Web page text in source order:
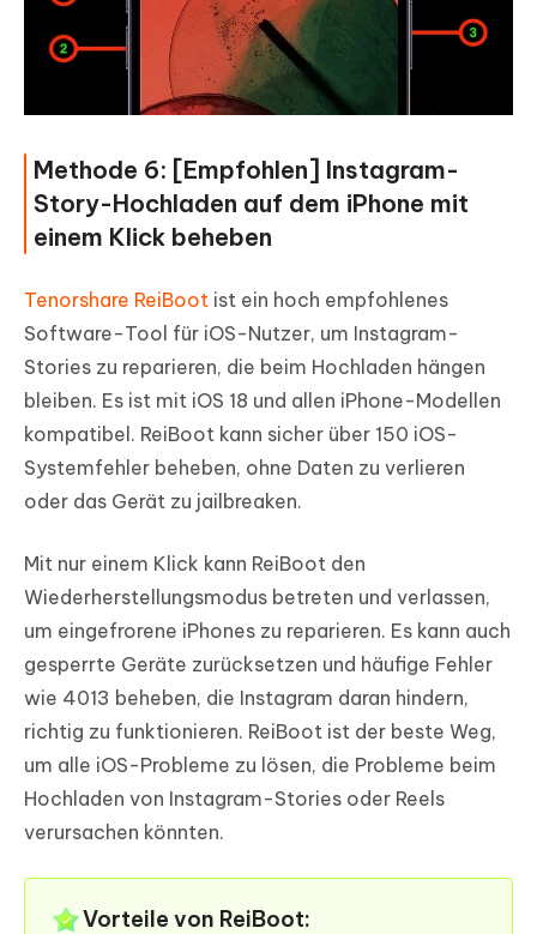
Methode 6: [Empfohlen] Instagram-
Story-Hochladen auf dem iPhone mit
einem Klick beheben
Tenorshare ReiBoot ist ein hoch empfohlenes
Software-Tool für iOS-Nutzer, um Instagram-
Stories zu reparieren, die beim Hochladen hängen
bleiben. Es ist mit iOS 18 und allen iPhone-Modellen
kompatibel. ReiBoot kann sicher über 150 iOS-
Systemfehler beheben, ohne Daten zu verlieren
oder das Gerät zu jailbreaken.
Mit nur einem Klick kann ReiBoot den
Wiederherstellungsmodus betreten und verlassen,
um eingefrorene iPhones zu reparieren. Es kann auch
gesperrte Geräte zurücksetzen und häufige Fehler
wie 4013 beheben, die Instagram daran hindern,
richtig zu funktionieren. ReiBoot ist der beste Weg,
um alle iOS-Probleme zu lösen, die Probleme beim
Hochladen von Instagram-Stories oder Reels
verursachen könnten.
Vorteile von ReiBoot: